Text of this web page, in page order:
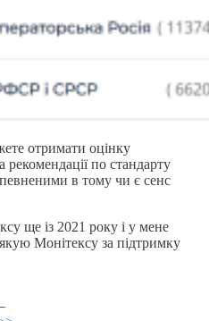
отримати оцінку
рекомендації по стандарту
в тому чи є сенс
ще із 2021 року і у мене
Монітексу за підтримку